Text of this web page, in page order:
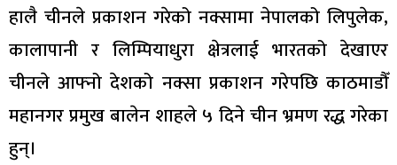
हालै चीनले प्रकाशन गरेको नक्सामा नेपालको लिपुलेक,
कालापानी र लिम्पियाधुरा क्षेत्रलाई भारतको देखाएर
चीनले आफ्नो देशको नक्सा प्रकाशन गरेपछि काठमाडौँ
महानगर प्रमुख बालेन शाहले ५ दिने चीन भ्रमण रद्ध गरेका
हुन्।